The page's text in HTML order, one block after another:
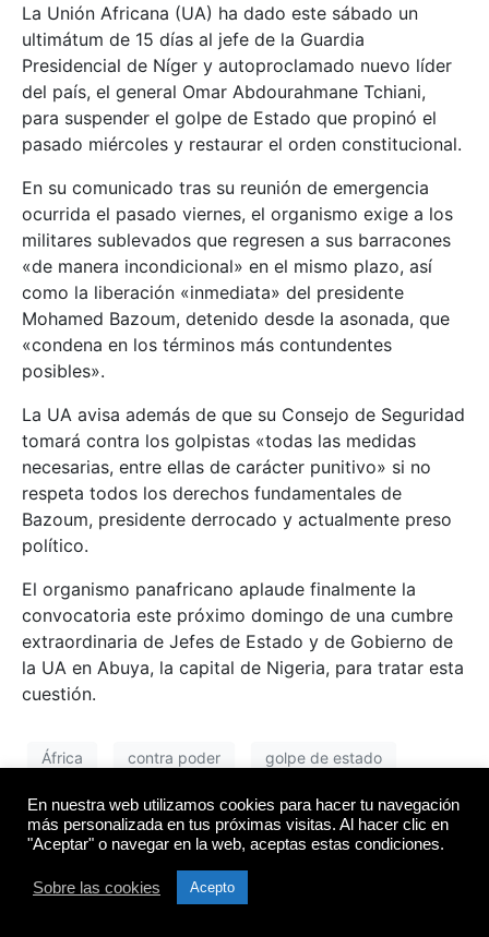
La Unión Africana (UA) ha dado este sábado un
ultimátum de 15 días al jefe de la Guardia
Presidencial de Níger y autoproclamado nuevo líder
del país, el general Omar Abdourahmane Tchiani,
para suspender el golpe de Estado que propinó el
pasado miércoles y restaurar el orden constitucional.
En su comunicado tras su reunión de emergencia
ocurrida el pasado viernes, el organismo exige a los
militares sublevados que regresen a sus barracones
«de manera incondicional» en el mismo plazo, así
como la liberación «inmediata» del presidente
Mohamed Bazoum, detenido desde la asonada, que
«condena en los términos más contundentes
posibles».
La UA avisa además de que su Consejo de Seguridad
tomará contra los golpistas «todas las medidas
necesarias, entre ellas de carácter punitivo» si no
respeta todos los derechos fundamentales de
Bazoum, presidente derrocado y actualmente preso
político.
El organismo panafricano aplaude finalmente la
convocatoria este próximo domingo de una cumbre
extraordinaria de Jefes de Estado y de Gobierno de
la UA en Abuya, la capital de Nigeria, para tratar esta
cuestión.
África contra poder golpe de estado
internacional
Níger sufre un nuevo
En nuestra web utilizamos cookies para hacer tu navegación
más personalizada en tus próximas visitas. Al hacer clic en
"Aceptar" o navegar en la web, aceptas estas condiciones.
Sobre las cookies Acepto